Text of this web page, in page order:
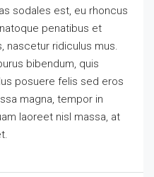
sodales est, eu rhoncus
penatibus et
nascetur ridiculus mus.
bibendum, quis
posuere felis sed eros
magna, tempor in
laoreet nisl massa, at